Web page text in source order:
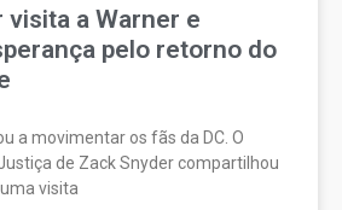
visita a Warner e
pelo retorno do
a movimentar os fãs da DC. O
de Zack Snyder compartilhou
visita